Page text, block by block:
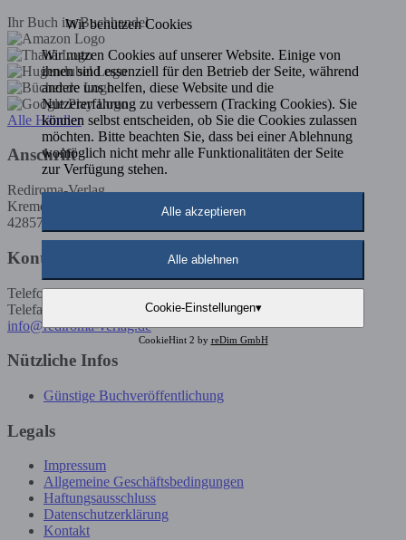
Ihr Buch im Buchhandel
Alle Händler
Anschrift
Rediroma-Verlag
Kremenholler Str. 53
42857 Remscheid
Kontakt
Telefon: 02191 / 5923585
Telefax: 02191 / 5923586
info@rediroma-verlag.de
Nützliche Infos
Günstige Buchveröffentlichung
Legals
Impressum
Allgemeine Geschäftsbedingungen
Haftungsausschluss
Datenschutzerklärung
Kontakt
Wir benutzen Cookies
Wir nutzen Cookies auf unserer Website. Einige von
ihnen sind essenziell für den Betrieb der Seite, während
andere uns helfen, diese Website und die
Nutzererfahrung zu verbessern (Tracking Cookies). Sie
können selbst entscheiden, ob Sie die Cookies zulassen
möchten. Bitte beachten Sie, dass bei einer Ablehnung
womöglich nicht mehr alle Funktionalitäten der Seite
zur Verfügung stehen.
Alle akzeptieren
Alle ablehnen
Cookie-Einstellungen▾
CookieHint 2 by reDim GmbH